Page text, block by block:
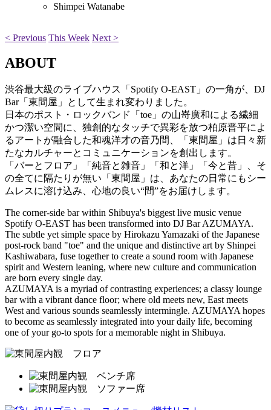
Shimpei Watanabe
< Previous This Week Next >
ABOUT
渋谷最大級のライブハウス「Spotify O-EAST」の一角が、DJ
Bar「東間屋」として生まれ変わりました。
日本のポスト・ロックバンド「toe」の山嵜廣和による繊細
かつ潔い空間に、独創的なタッチで異彩を放つ柏原晋平によ
るアートが融合した和魂洋才の音乃間、「東間屋」は日々新
たなカルチャーとコミュニケーションを創出します。
「バーとフロア」「純音と雑音」「和と洋」「今と昔」、そ
の全てに隔たりが無い「東間屋」は、あなたの日常にもシー
ムレスに溶け込み、心地の良い“間”をお届けします。
The corner-side bar within Shibuya's biggest live music venue
Spotify O-EAST has been transformed into DJ Bar AZUMAYA.
The subtle yet simple space by Hirokazu Yamazaki of the Japanese
post-rock band "toe" and the unique and distinctive art by Shinpei
Kashiwabara, fuse together to create a sound room with Japanese
spirit and Western leaning, where new culture and communication
are born every single day.
AZUMAYA is a myriad of contrasting experiences; a classy lounge
bar with a vibrant dance floor; where old meets new, East meets
West and various sounds seamlessly intermingle. AZUMAYA hopes
to become as seamlessly integrated into your daily life, becoming
one of your go-to spots for a memorable night in Shibuya.